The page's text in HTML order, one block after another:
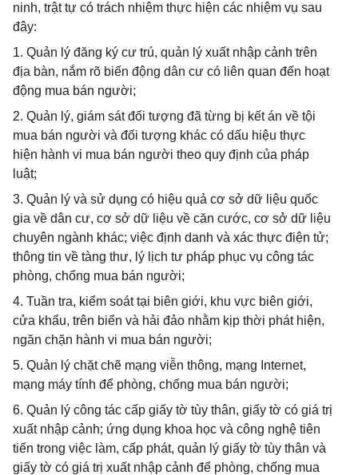
ninh, trật tự có trách nhiệm thực hiện các nhiệm vụ sau
đây:
1. Quản lý đăng ký cư trú, quản lý xuất nhập cảnh trên
địa bàn, nắm rõ biến động dân cư có liên quan đến hoạt
động mua bán người;
2. Quản lý, giám sát đối tượng đã từng bị kết án về tội
mua bán người và đối tượng khác có dấu hiệu thực
hiện hành vi mua bán người theo quy định của pháp
luật;
3. Quản lý và sử dụng có hiệu quả cơ sở dữ liệu quốc
gia về dân cư, cơ sở dữ liệu về căn cước, cơ sở dữ liệu
chuyên ngành khác; việc định danh và xác thực điện tử;
thông tin về tàng thư, lý lịch tư pháp phục vụ công tác
phòng, chống mua bán người;
4. Tuần tra, kiểm soát tại biên giới, khu vực biên giới,
cửa khẩu, trên biển và hải đảo nhằm kịp thời phát hiện,
ngăn chặn hành vi mua bán người;
5. Quản lý chặt chẽ mạng viễn thông, mạng Internet,
mạng máy tính để phòng, chống mua bán người;
6. Quản lý công tác cấp giấy tờ tùy thân, giấy tờ có giá trị
xuất nhập cảnh; ứng dụng khoa học và công nghệ tiên
tiến trong việc làm, cấp phát, quản lý giấy tờ tùy thân và
giấy tờ có giá trị xuất nhập cảnh để phòng, chống mua